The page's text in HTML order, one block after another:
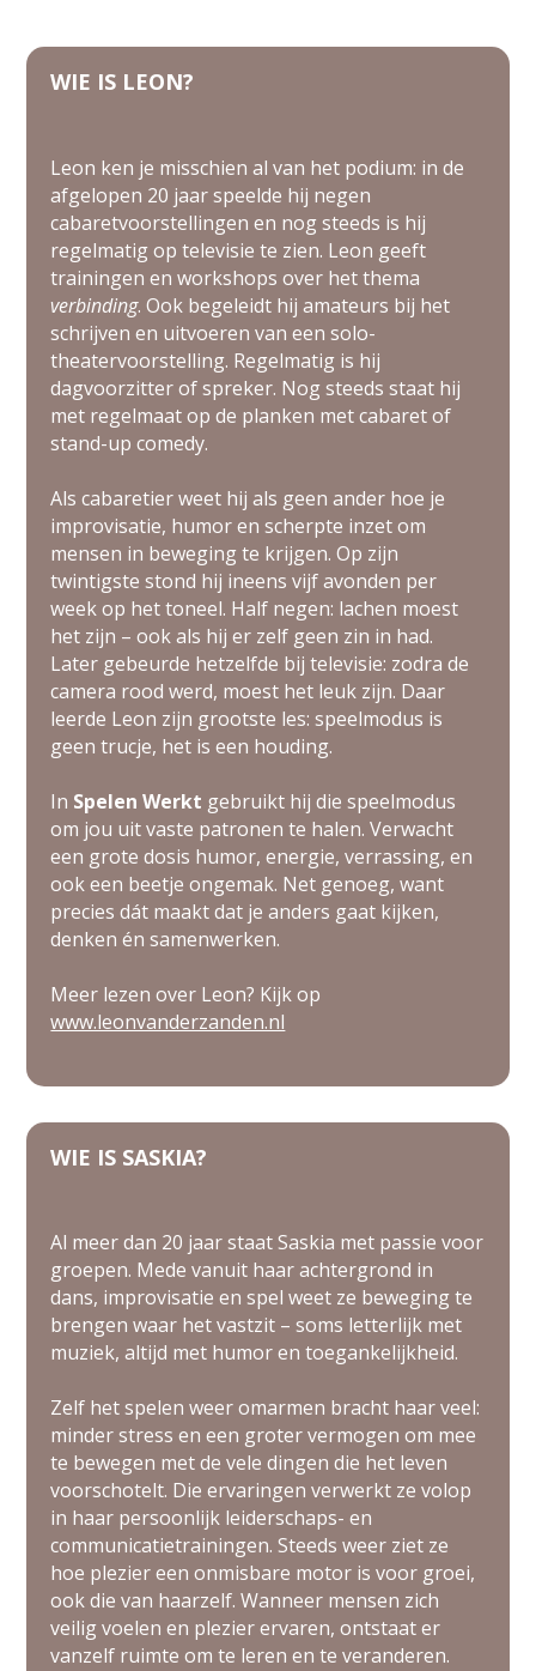
WIE IS LEON?
Leon ken je misschien al van het podium: in de
afgelopen 20 jaar speelde hij negen
cabaretvoorstellingen en nog steeds is hij
regelmatig op televisie te zien. Leon geeft
trainingen en workshops over het thema
verbinding. Ook begeleidt hij amateurs bij het
schrijven en uitvoeren van een solo-
theatervoorstelling. Regelmatig is hij
dagvoorzitter of spreker. Nog steeds staat hij
met regelmaat op de planken met cabaret of
stand-up comedy.
Als cabaretier weet hij als geen ander hoe je
improvisatie, humor en scherpte inzet om
mensen in beweging te krijgen. Op zijn
twintigste stond hij ineens vijf avonden per
week op het toneel. Half negen: lachen moest
het zijn – ook als hij er zelf geen zin in had.
Later gebeurde hetzelfde bij televisie: zodra de
camera rood werd, moest het leuk zijn. Daar
leerde Leon zijn grootste les: speelmodus is
geen trucje, het is een houding.
In Spelen Werkt gebruikt hij die speelmodus
om jou uit vaste patronen te halen. Verwacht
een grote dosis humor, energie, verrassing, en
ook een beetje ongemak. Net genoeg, want
precies dát maakt dat je anders gaat kijken,
denken én samenwerken.
Meer lezen over Leon? Kijk op
www.leonvanderzanden.nl
WIE IS SASKIA?
Al meer dan 20 jaar staat Saskia met passie voor
groepen. Mede vanuit haar achtergrond in
dans, improvisatie en spel weet ze beweging te
brengen waar het vastzit – soms letterlijk met
muziek, altijd met humor en toegankelijkheid.
Zelf het spelen weer omarmen bracht haar veel:
minder stress en een groter vermogen om mee
te bewegen met de vele dingen die het leven
voorschotelt. Die ervaringen verwerkt ze volop
in haar persoonlijk leiderschaps- en
communicatietrainingen. Steeds weer ziet ze
hoe plezier een onmisbare motor is voor groei,
ook die van haarzelf. Wanneer mensen zich
veilig voelen en plezier ervaren, ontstaat er
vanzelf ruimte om te leren en te veranderen.